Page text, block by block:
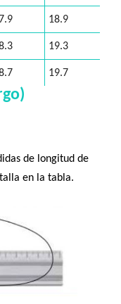
18.9
19.3
19.7
de longitud de
en la tabla.